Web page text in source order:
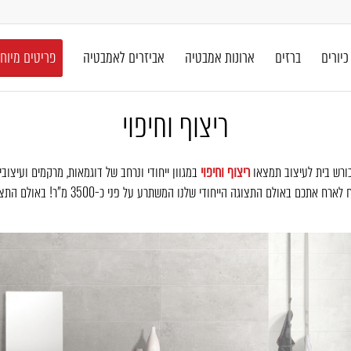
כיורים ברזים ארונות אמבטיה אביזרים לאמבטיה פריטים
ריצוף וחיפוי
בית לעיצוב תמצאוריצוף וחיפוי במגוון ייחודי ונרחב של דוגמאות, מרקמים
שלנו המשתרע על פני כ-3500 מ"ר! באולם התצוגה שלנו ילוו אתכם יועצים מהשורה הראשונה בענף